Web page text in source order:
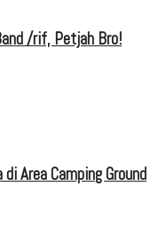
/rif, Petjah Bro!
Area Camping Ground